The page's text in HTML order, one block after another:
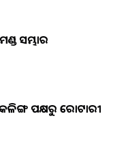
ସମ୍ଭାର
ପକ୍ଷରୁ ରୋଟାରୀ